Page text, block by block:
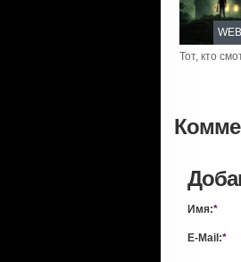
Тот, кто
Имя:*
E-Mail:*